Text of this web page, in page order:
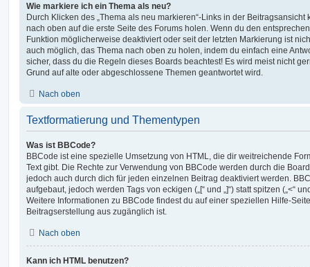
Wie markiere ich ein Thema als neu?
Durch Klicken des „Thema als neu markieren“-Links in der
nach oben auf die erste Seite des Forums holen. Wenn du den
Funktion möglicherweise deaktiviert oder seit der letzten Markierung ist
auch möglich, das Thema nach oben zu holen, indem du einfach eine
sicher, dass du die Regeln dieses Boards beachtest! Es wird meist nicht
Grund auf alte oder abgeschlossene Themen geantwortet wird.
Nach oben
Textformatierung und Thementypen
Was ist BBCode?
BBCode ist eine spezielle Umsetzung von HTML, die dir weitreichende
Text gibt. Die Rechte zur Verwendung von BBCode werden durch die
jedoch auch durch dich für jeden einzelnen Beitrag deaktiviert werden.
aufgebaut, jedoch werden Tags von eckigen („[“ und „]“) statt spitzen („<“
Weitere Informationen zu BBCode findest du auf einer speziellen Hilfe-
Beitragserstellung aus zugänglich ist.
Nach oben
Kann ich HTML benutzen?